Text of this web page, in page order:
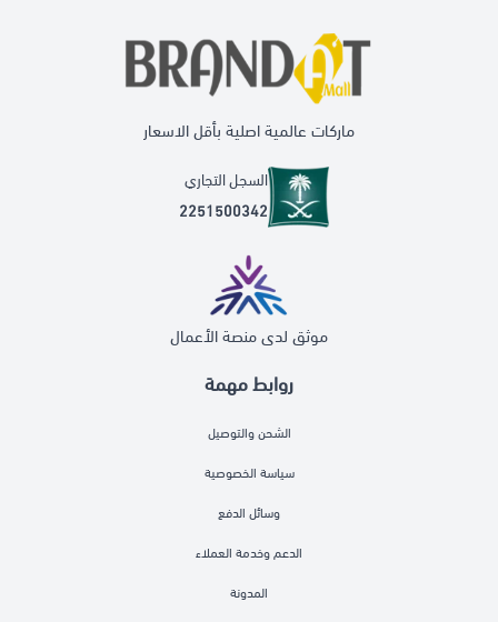
روابط مهمة
الشحن والتوصيل
سياسة الخصوصية
وسائل الدفع
الدعم وخدمة العملاء
المدونة
ماركات عالمية اصلية بأقل الاسعار
السجل التجاري
2251500342
موثق لدى منصة الأعمال